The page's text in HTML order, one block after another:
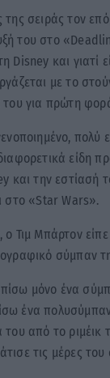
της σειράς τον
του στο
Disney και γιατί
με το
του για πρώτη
πολύ
είδη
και την εστίασή
στο «Star Wars».
Τιμ Μπάρτον είπε
σύμπαν
μόνο ένα
ένα
του από το ριμέικ
τις μέρες